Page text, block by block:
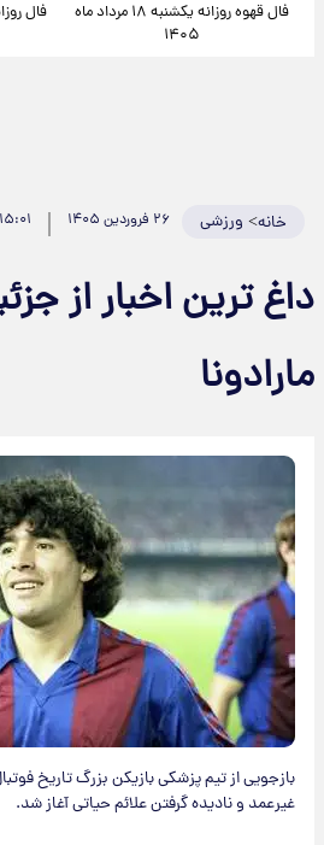
فال قهوه روزانه یکشنبه ۱۸ مرداد ماه
۱۴۰۵
فال روزانه
خانه> ورزشی ۲۶ فروردین ۱۴۰۵ ۱۵:۰۱
داغ ترین اخبار از
مارادونا
بازجویی از تیم پزشکی بازیکن بزرگ تاریخ
غیرعمد و نادیده گرفتن علائم حیاتی آغاز شد.